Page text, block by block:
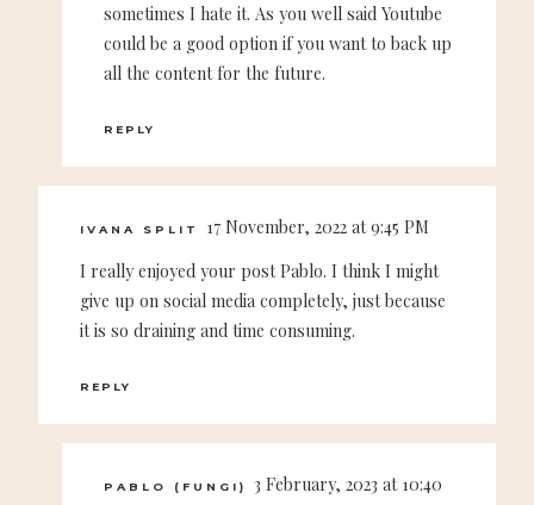
sometimes I hate it. As you well said Youtube
could be a good option if you want to back up
all the content for the future.
REPLY
IVANA SPLIT
17 November, 2022 at 9:45 PM
I really enjoyed your post Pablo. I think I might
give up on social media completely, just because
it is so draining and time consuming.
REPLY
PABLO (FUNGI)
3 February, 2023 at 10:40